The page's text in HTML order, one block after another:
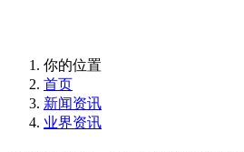
你的位置
首页
新闻资讯
业界资讯